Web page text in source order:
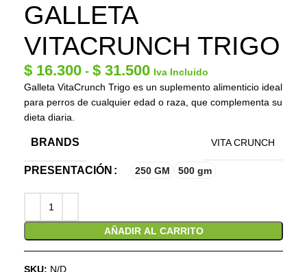
GALLETA
VITACRUNCH TRIGO
$ 16.300 - $ 31.500 Iva Incluido
Galleta VitaCrunch Trigo es un suplemento alimenticio ideal
para perros de cualquier edad o raza, que complementa su
dieta diaria.
BRANDS VITA CRUNCH
PRESENTACIÓN 250 GM 500 gm
AÑADIR AL CARRITO
SKU: N/D